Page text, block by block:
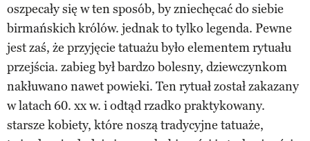
oszpecały się w ten sposób, by zniechęcać do siebie
birmańskich królów. jednak to tylko legenda. Pewne
jest zaś, że przyjęcie tatuażu było elementem rytuału
przejścia. zabieg był bardzo bolesny, dziewczynkom
nakłuwano nawet powieki. Ten rytuał został zakazany
w latach 60. xx w. i odtąd rzadko praktykowany.
starsze kobiety, które noszą tradycyjne tatuaże,